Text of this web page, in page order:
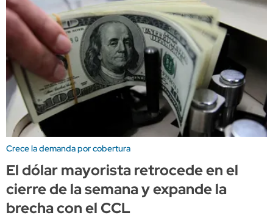
Crece la demanda por cobertura
El dólar mayorista retrocede en el
cierre de la semana y expande la
brecha con el CCL